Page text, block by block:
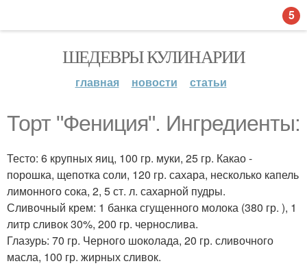
ШЕДЕВРЫ КУЛИНАРИИ
главная новости статьи
Торт "Фениция". Ингредиенты:
Тесто: 6 крупных яиц, 100 гр. муки, 25 гр. Какао -
порошка, щепотка соли, 120 гр. сахара, несколько капель
лимонного сока, 2, 5 ст. л. сахарной пудры.
Сливочный крем: 1 банка сгущенного молока (380 гр. ), 1
литр сливок 30%, 200 гр. чернослива.
Глазурь: 70 гр. Черного шоколада, 20 гр. сливочного
масла, 100 гр. жирных сливок.
5